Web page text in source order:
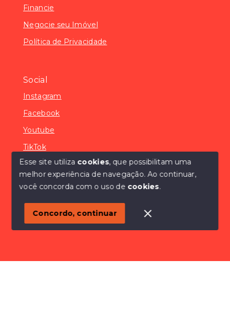
Financie
Negocie seu Imóvel
Política de Privacidade
Social
Instagram
Facebook
Youtube
TikTok
© Copyright 2026 - SÓCONDOMÍNIOS - Todos os
SITE PARA IMOBILIARIA
Esse site utiliza cookies, que possibilitam uma
melhor experiência de navegação.Ao continuar,
você concorda com o uso de cookies.
Concordo, continuar